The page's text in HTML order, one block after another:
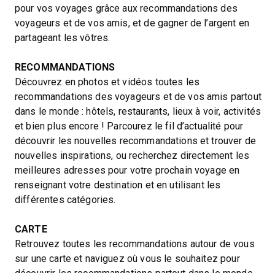
pour vos voyages grâce aux recommandations des
voyageurs et de vos amis, et de gagner de l’argent en
partageant les vôtres.
RECOMMANDATIONS
Découvrez en photos et vidéos toutes les
recommandations des voyageurs et de vos amis partout
dans le monde : hôtels, restaurants, lieux à voir, activités
et bien plus encore ! Parcourez le fil d’actualité pour
découvrir les nouvelles recommandations et trouver de
nouvelles inspirations, ou recherchez directement les
meilleures adresses pour votre prochain voyage en
renseignant votre destination et en utilisant les
différentes catégories.
CARTE
Retrouvez toutes les recommandations autour de vous
sur une carte et naviguez où vous le souhaitez pour